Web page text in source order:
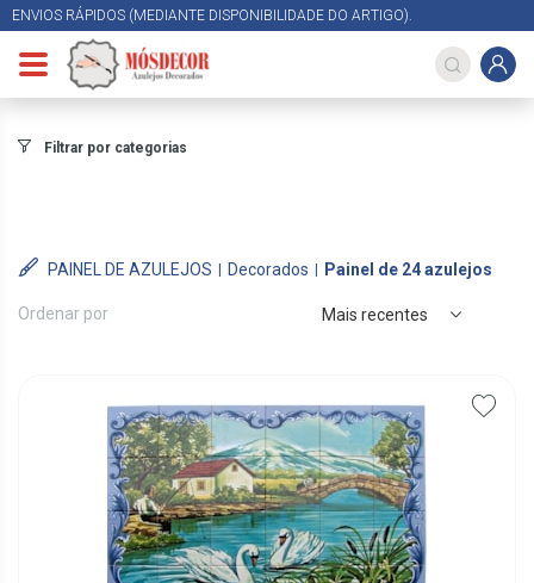
ENVIOS RÁPIDOS (MEDIANTE DISPONIBILIDADE DO ARTIGO).
Filtrar por categorias
PAINEL DE AZULEJOS Decorados Painel de 24 azulejos
Ordenar por Mais recentes